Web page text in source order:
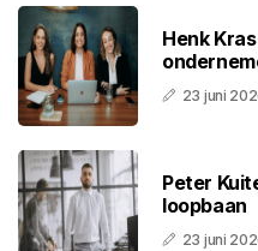
Henk
23 juni
Peter
loopbaan
23 juni